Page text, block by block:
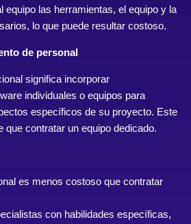
equipo las herramientas, el equipo y la
lo que puede resultar costoso.
de personal
significa incorporar
individuales o equipos para
específicos de su proyecto. Este
que contratar un equipo dedicado.
es menos costoso que contratar
con habilidades específicas,